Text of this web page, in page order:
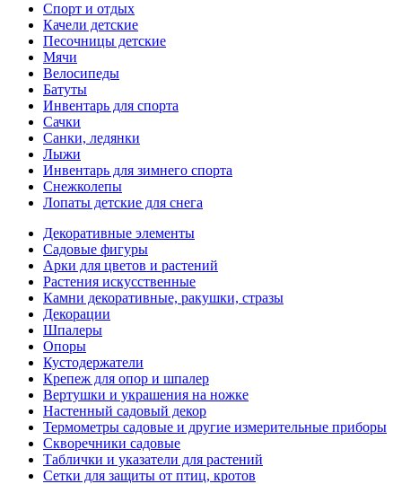
Спорт и отдых
Качели детские
Песочницы детские
Мячи
Велосипеды
Батуты
Инвентарь для спорта
Сачки
Санки, ледянки
Лыжи
Инвентарь для зимнего спорта
Снежколепы
Лопаты детские для снега
Декоративные элементы
Садовые фигуры
Арки для цветов и растений
Растения искусственные
Камни декоративные, ракушки, стразы
Декорации
Шпалеры
Опоры
Кустодержатели
Крепеж для опор и шпалер
Вертушки и украшения на ножке
Настенный садовый декор
Термометры садовые и другие измерительные приборы
Скворечники садовые
Таблички и указатели для растений
Сетки для защиты от птиц, кротов